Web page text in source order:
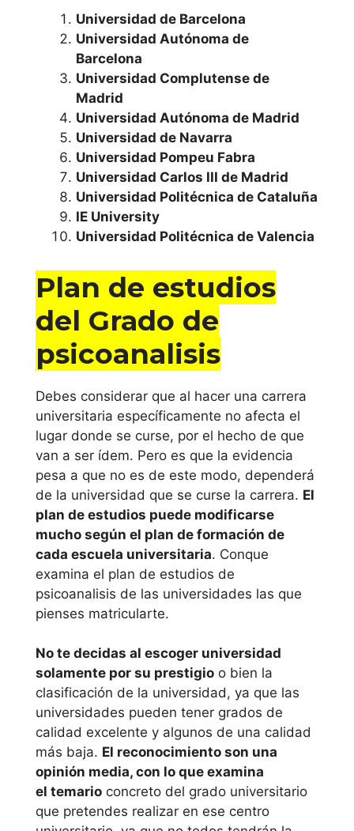
Comunidad
Valenciana
Universidad de
Alicante
Universitat
Jaume I de
Castellón
Miguel
Hernández de
Elche
Universidad
Politécnica de
Valéncia
Universitat de
València
Universidad
Cardenal Herrera
– CEU
Universidad
Valencia S.
Vicente M.
Extremadura
Universidad de
Extremadura
Galicia
Universidad de Barcelona
Universidad Autónoma de
Barcelona
Universidad Complutense de
Madrid
Universidad Autónoma de Madrid
Universidad de Navarra
Universidad Pompeu Fabra
Universidad Carlos III de Madrid
Universidad Politécnica de Cataluña
IE University
Universidad Politécnica de Valencia
Plan de estudios
del Grado de
psicoanalisis
Debes considerar que al hacer una carrera
universitaria específicamente no afecta el
lugar donde se curse, por el hecho de que
van a ser ídem. Pero es que la evidencia
pesa a que no es de este modo, dependerá
de la universidad que se curse la carrera. El
plan de estudios puede modificarse
mucho según el plan de formación de
cada escuela universitaria. Conque
examina el plan de estudios de
psicoanalisis de las universidades las que
pienses matricularte.
No te decidas al escoger universidad
solamente por su prestigio o bien la
clasificación de la universidad, ya que las
universidades pueden tener grados de
calidad excelente y algunos de una calidad
más baja. El reconocimiento son una
opinión media, con lo que examina
el temario concreto del grado universitario
que pretendes realizar en ese centro